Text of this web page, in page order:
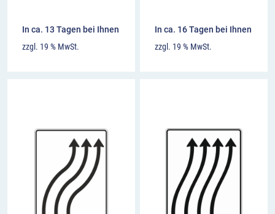
In ca. 13 Tagen bei Ihnen
zzgl. 19 % MwSt.
In ca. 16 Tagen bei Ihnen
zzgl. 19 % MwSt.